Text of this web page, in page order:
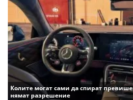
Колите могат сами да спират
нямат разрешение